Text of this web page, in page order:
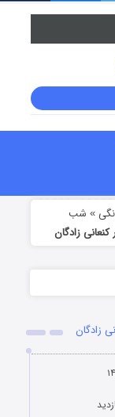
» شب